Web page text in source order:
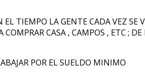
TIEMPO LA GENTE CADA VEZ SE
CASA , CAMPOS , ETC ;
POR EL SUELDO MINIMO